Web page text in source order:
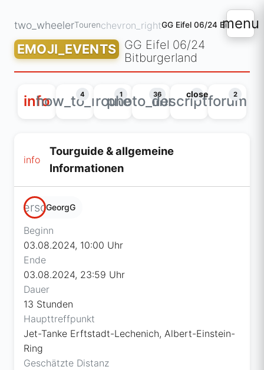
menu
two_wheelerTourenchevron_rightGG Eifel 06/24
EMOJI_EVENTS
GG Eifel 06/24
Bitburgerland
infohow_to_reg
4 route
1
photo_library
36
description
closeforum
2
info
Tourguide & allgemeine
Informationen
personGeorgG
Beginn
03.08.2024, 10:00 Uhr
Ende
03.08.2024, 23:59 Uhr
Dauer
13 Stunden
Haupttreffpunkt
Jet-Tanke Erftstadt-Lechenich, Albert-Einstein-
Ring
Geschätzte Distanz